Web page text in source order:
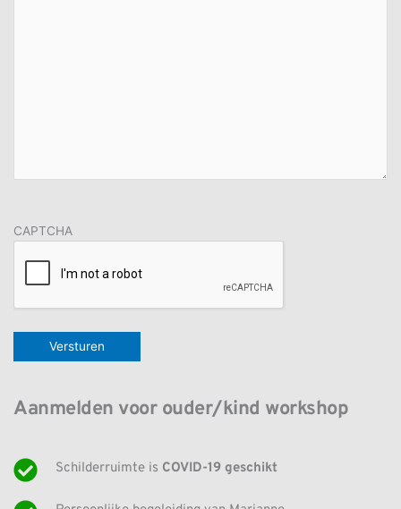
CAPTCHA
Aanmelden voor ouder/kind workshop
Schilderruimte is COVID-19 geschikt